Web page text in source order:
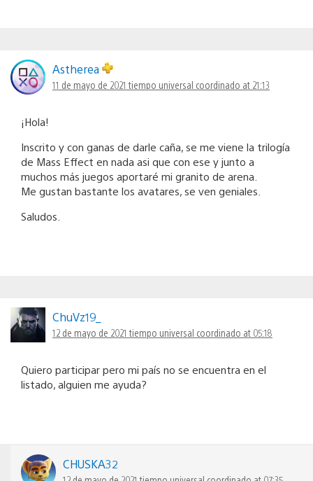
Astherea
11 de mayo de 2021 tiempo universal coordinado at 21:13
¡Hola!
Inscrito y con ganas de darle caña, se me viene la trilogía
de Mass Effect en nada asi que con ese y junto a
muchos más juegos aportaré mi granito de arena.
Me gustan bastante los avatares, se ven geniales.
Saludos.
ChuVz19_
12 de mayo de 2021 tiempo universal coordinado at 05:18
Quiero participar pero mi país no se encuentra en el
listado, alguien me ayuda?
CHUSKA32